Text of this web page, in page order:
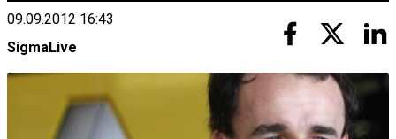
09.09.2012 16:43
SigmaLive